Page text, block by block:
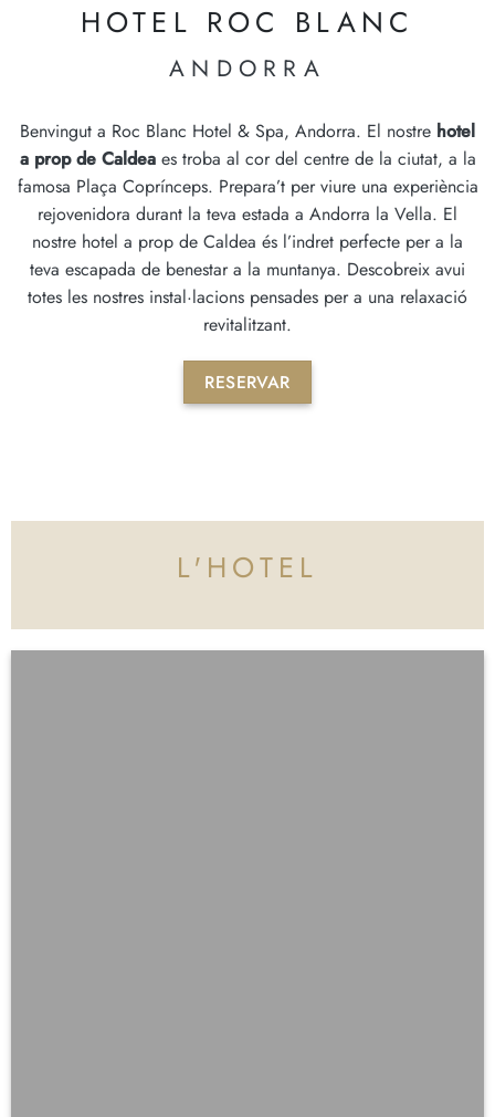
HOTEL ROC BLANC
ANDORRA
Benvingut a Roc Blanc Hotel & Spa, Andorra. El nostre hotel
a prop de Caldea es troba al cor del centre de la ciutat, a la
famosa Plaça Coprínceps. Prepara’t per viure una experiència
rejovenidora durant la teva estada a Andorra la Vella. El
nostre hotel a prop de Caldea és l’indret perfecte per a la
teva escapada de benestar a la muntanya. Descobreix avui
totes les nostres instal·lacions pensades per a una relaxació
revitalitzant.
RESERVAR
L'HOTEL